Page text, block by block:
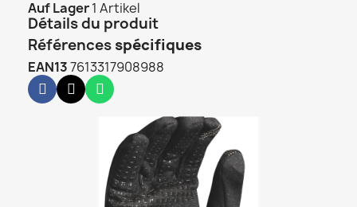
Auf Lager1 Artikel
Détails du produit
Références spécifiques
EAN137613317908988